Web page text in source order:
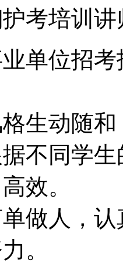
考培训讲
单位招
生动随
不同学
效。
做人，
。